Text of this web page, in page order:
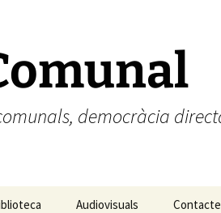
democràcia
Audiovisuals Contacte